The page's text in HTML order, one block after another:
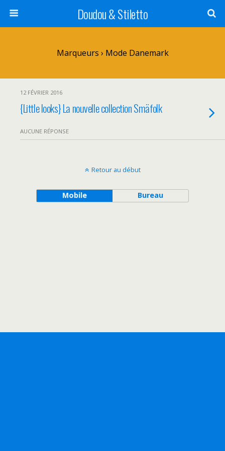
Doudou & Stiletto
Marqueurs › Mode Danemark
12 FÉVRIER 2016
{Little looks} La nouvelle collection Smäfolk
AUCUNE RÉPONSE
Retour au début
Mobile Bureau